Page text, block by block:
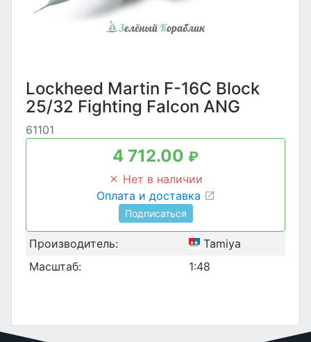
Lockheed Martin F-16C Block
25/32 Fighting Falcon ANG
61101
4 712.00 ₽
Нет в наличии
Оплата и доставка
Подписаться
Производитель:
Tamiya
Масштаб:
1:48